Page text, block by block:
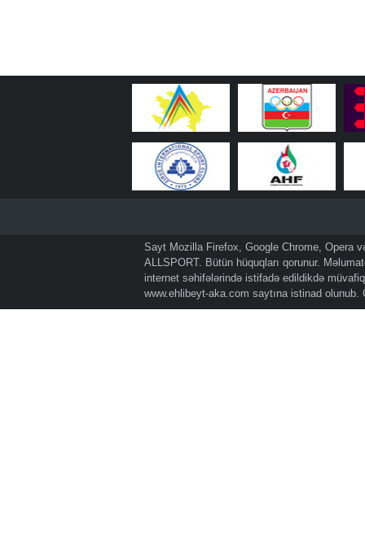
Sayt Mozilla Firefox, Google Chrome, Opera
ALLSPORT. Bütün hüquqları qorunur.
internet səhifələrində istifadə edildikdə
www.ehlibeyt-aka.com saytına istinad olunub.